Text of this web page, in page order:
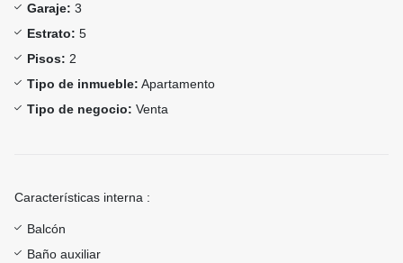
Garaje: 3
Estrato: 5
Pisos: 2
Tipo de inmueble: Apartamento
Tipo de negocio: Venta
Características interna :
Balcón
Baño auxiliar